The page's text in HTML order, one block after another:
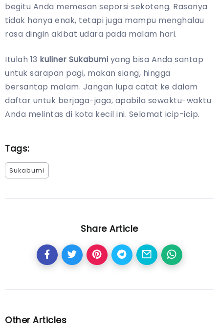
begitu Anda memesan seporsi sekoteng. Rasanya
tidak hanya enak, tetapi juga mampu menghalau
rasa dingin akibat udara pada malam hari.
Itulah 13 kuliner Sukabumi yang bisa Anda santap
untuk sarapan pagi, makan siang, hingga
bersantap malam. Jangan lupa catat ke dalam
daftar untuk berjaga-jaga, apabila sewaktu-waktu
Anda melintas di kota kecil ini. Selamat icip-icip.
Tags:
Sukabumi
Share Article
Other Articles